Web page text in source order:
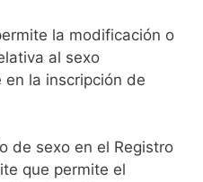
la modificación o
al sexo
la inscripción de
de sexo en el Registro
que permite el